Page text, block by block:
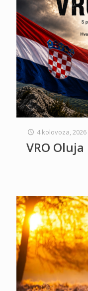
4 kolovoza, 2026
VRO Oluja